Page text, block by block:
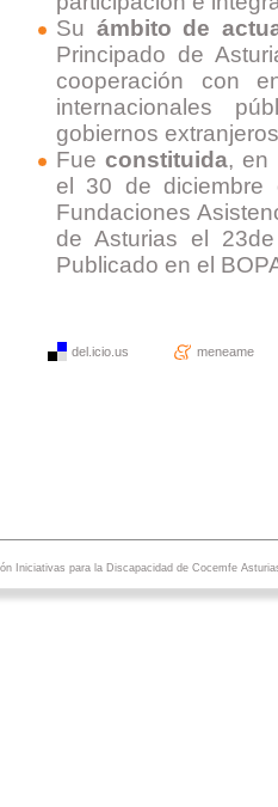
Su ámbito de
Principado de
cooperación con
internacionales
gobiernos
Fueconstituida, en
el 30 de
Fundaciones
de Asturias el
Publicado en el
del.icio.us meneame
Iniciativas para la Discapacidad de Cocemfe